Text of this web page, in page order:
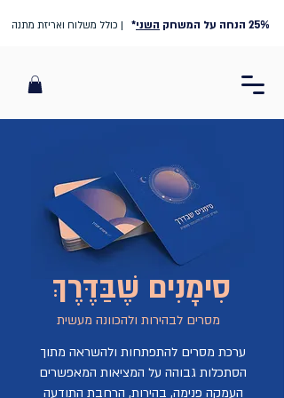
25% הנחה על המשחק השני* | כולל משלוח ואריזת מתנה
סִימָנִים שֶׁבַּדֶּרֶךְ
מסרים לבהירות ולהכוונה מעשית
ערכת מסרים להתפתחות ולהשראה מתוך
הסתכלות גבוהה על המציאות המאפשרים
העמקה פנימה, בהירות, הרחבת התודעה